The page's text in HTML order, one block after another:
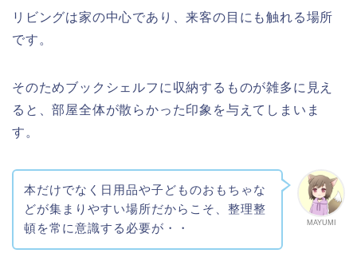
リビングは家の中心であり、来客の目にも触れる場所
です。
そのためブックシェルフに収納するものが雑多に見え
ると、部屋全体が散らかった印象を与えてしまいま
す。
MAYUMI
本だけでなく日用品や子どものおもちゃな
どが集まりやすい場所だからこそ、整理整
頓を常に意識する必要が・・